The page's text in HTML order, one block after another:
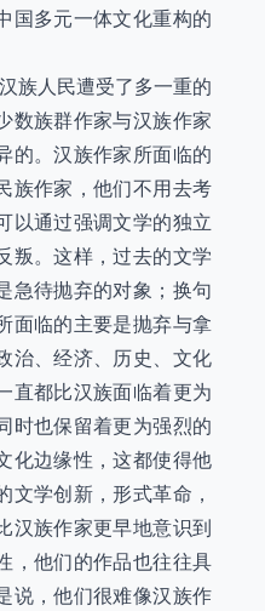
国多元一体文化重构的
族人民遭受了多一重的
数族群作家与汉族作家
的。汉族作家所面临的
族作家，他们不用去考
以通过强调文学的独立
叛。这样，过去的文学
急待抛弃的对象；换句
面临的主要是抛弃与拿
治、经济、历史、文化
直都比汉族面临着更为
时也保留着更为强烈的
化边缘性，这都使得他
文学创新，形式革命，
汉族作家更早地意识到
，他们的作品也往往具
说，他们很难像汉族作